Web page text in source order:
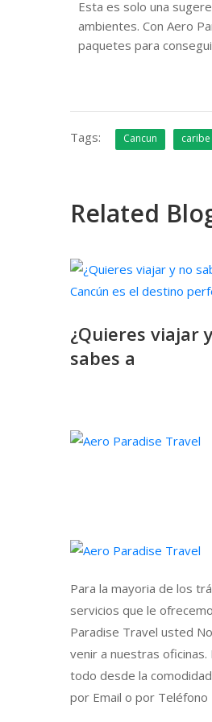
Esta es solo una
ambientes. Con Aero
paquetes para
Tags: Cancun caribe
Related
¿Quieres viajar
sabes a
Para la mayoria de los
servicios que le
Paradise Travel usted
venir a nuestras oficinas.
todo desde la
por Email o por Teléfono